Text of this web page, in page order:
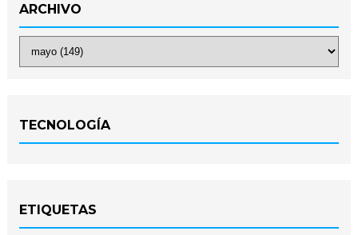
ARCHIVO
TECNOLOGÍA
ETIQUETAS